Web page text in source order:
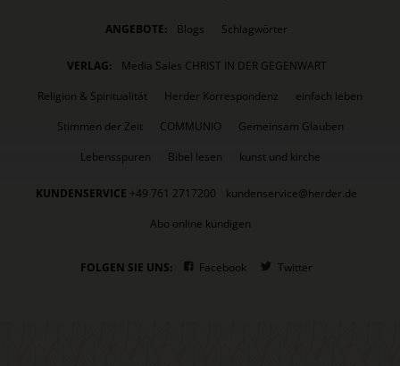
ANGEBOTE: Blogs Schlagwörter
VERLAG:
Media Sales CHRIST IN DER GEGENWART
Religion & Spiritualität
Herder Korrespondenz
einfach leben
Stimmen der Zeit
COMMUNIO
Gemeinsam Glauben
Lebensspuren
Bibel lesen kunst und kirche
KUNDENSERVICE +49 761 2717200
kundenservice@herder.de
Abo online kündigen
FOLGEN SIE UNS: Facebook Twitter